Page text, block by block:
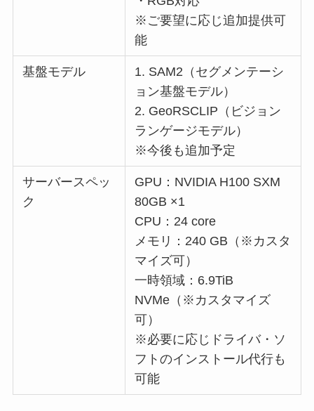
※ご要望に応じ追加提供可
能
基盤モデル
1. SAM2（セグメンテーシ
ョン基盤モデル）
2. GeoRSCLIP（ビジョン
ランゲージモデル）
※今後も追加予定
サーバースペッ
ク
GPU：NVIDIA H100 SXM
80GB ×1
CPU：24 core
メモリ：240 GB（※カスタ
マイズ可）
一時領域：6.9TiB
NVMe（※カスタマイズ
可）
※必要に応じドライバ・ソ
フトのインストール代行も
可能